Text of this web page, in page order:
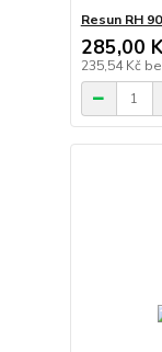
Resun RH
285,00
235,54 Kč